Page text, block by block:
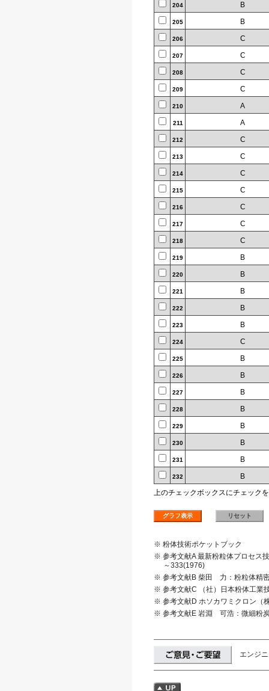
204 B
205 B
206 C
207 C
208 C
209 C
210 A
211 A
212 C
213 C
214 C
215 C
216 C
217 C
218 C
219 B
220 B
221 B
222 B
223 B
224 C
225 B
226 B
227 B
228 B
229 B
230 B
231 B
232
B
上のチェックボックスにチェック
※ 粉体技術ポケットブック
※ 参考文献A 最新粉粒体プロセス
～333(1976)
※ 参考文献B 柴田 力：粉粒体精
※ 参考文献C （社）日本粉体工業
※ 参考文献D ホソカワミクロン（
※ 参考文献E 岩淵 可浩：微細粉
エンジ